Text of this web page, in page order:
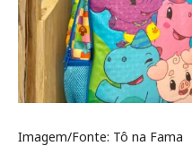
Imagem/Fonte: Tô na Fama